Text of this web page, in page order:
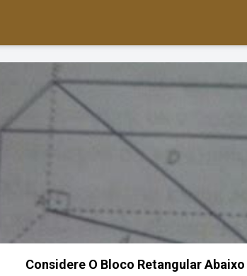
Considere O Bloco Retangular Abaixo